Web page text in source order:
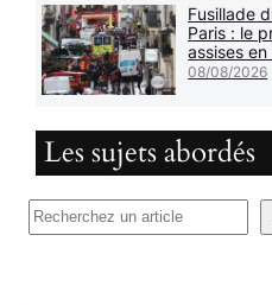
Fusillade
Paris : le
assises
08/08/2026
Les sujets abordés
R